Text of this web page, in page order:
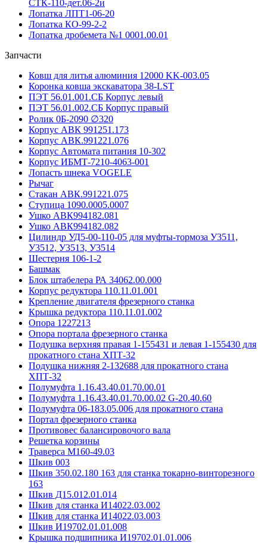
СТК-110-дет.06-2и
Лопатка ЛПТ1-06-20
Лопатка КО-99-2-2
Лопатка дробемета №1 0001.00.01
Запчасти
Ковш для литья алюминия 12000 KK-003.05
Коронка ковша экскаватора 38-LST
ПЭТ 56.01.001.СБ Корпус левый
ПЭТ 56.01.002.СБ Корпус правый
Ролик 0Б-2090 ∅320
Корпус АВК 991251.173
Корпус АВК.991221.076
Корпус Автомата питания 10-302
Корпус ИБМТ-7210-4063-001
Лопасть шнека VOGELE
Рычаг
Стакан АВК.991221.075
Ступица 1090.0005.0007
Ушко АВК994182.081
Ушко АВК994182.082
Цилиндр УД5-00-110-05 для муфты-тормоза У3511,
У3512, У3513, У3514
Шестерня 106-1-2
Башмак
Блок штабелера РА 34062.00.000
Корпус редуктора 110.11.01.001
Крепление двигателя фрезерного станка
Крышка редуктора 110.11.01.002
Опора 1227213
Опора портала фрезерного станка
Подушка верхняя правая 1-155431 и левая 1-155430 для
прокатного стана ХПТ-32
Подушка нижняя 2-132688 для прокатного стана
ХПТ-32
Полумуфта 1.16.43.40.01.70.00.01
Полумуфта 1.16.43.40.01.70.00.02 G-20.40.60
Полумуфта 06-183.05.006 для прокатного стана
Портал фрезерного станка
Противовес балансировочого вала
Решетка корзины
Траверса М160-49.03
Шкив 003
Шкив 350.02.180 163 для станка токарно-винторезного
163
Шкив Д15.012.01.014
Шкив для станка И14022.03.002
Шкив для станка И14022.03.003
Шкив И19702.01.01.008
Крышка подшипника И19702.01.01.006